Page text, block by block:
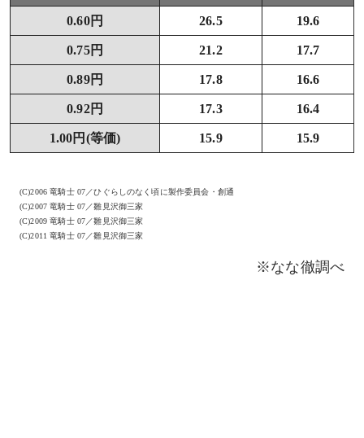
0.60円 26.5 19.6
0.75円 21.2 17.7
0.89円 17.8 16.6
0.92円 17.3 16.4
1.00円(等価) 15.9 15.9
(C)2006 竜騎士 07／ひぐらしのなく頃に製作委員会・創通
(C)2007 竜騎士 07／雛見沢御三家
(C)2009 竜騎士 07／雛見沢御三家
(C)2011 竜騎士 07／雛見沢御三家
※なな徹調べ